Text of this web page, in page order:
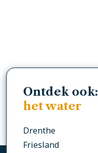
Ontdek ook:
het water
Drenthe
Friesland